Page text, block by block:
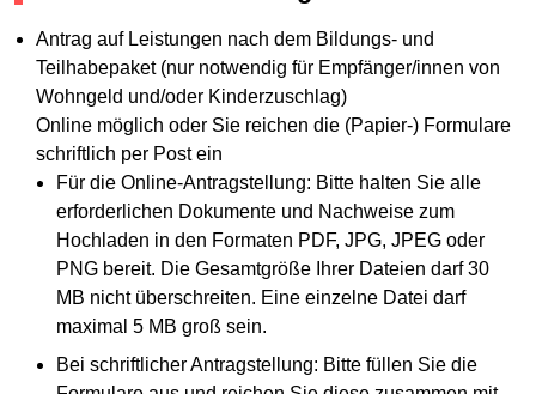
Antrag auf Leistungen nach dem Bildungs- und
Teilhabepaket (nur notwendig für Empfänger/innen von
Wohngeld und/oder Kinderzuschlag)
Online möglich oder Sie reichen die (Papier-) Formulare
schriftlich per Post ein
Für die Online-Antragstellung: Bitte halten Sie alle
erforderlichen Dokumente und Nachweise zum
Hochladen in den Formaten PDF, JPG, JPEG oder
PNG bereit. Die Gesamtgröße Ihrer Dateien darf 30
MB nicht überschreiten. Eine einzelne Datei darf
maximal 5 MB groß sein.
Bei schriftlicher Antragstellung: Bitte füllen Sie die